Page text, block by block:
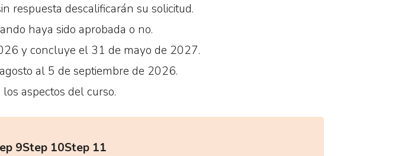
respuesta descalificarán su solicitud.
haya sido aprobada o no.
y concluye el 31 de mayo de 2027.
al 5 de septiembre de 2026.
aspectos del curso.
9Step 10Step 11